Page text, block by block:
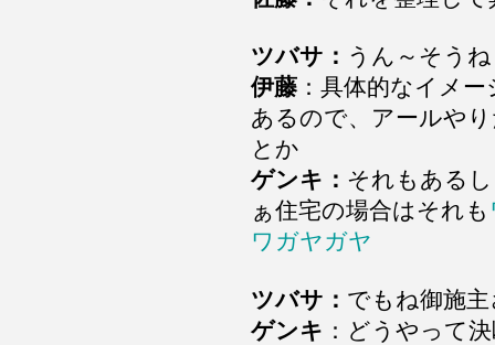
ツバサ： うん～そうね
伊藤 ：具体的なイメー
あるので、アールや
とか
ゲンキ： それもある
ぁ住宅の場合はそれも
ワガヤガヤ
ツバサ： でもね御施
ゲンキ ：どうやって